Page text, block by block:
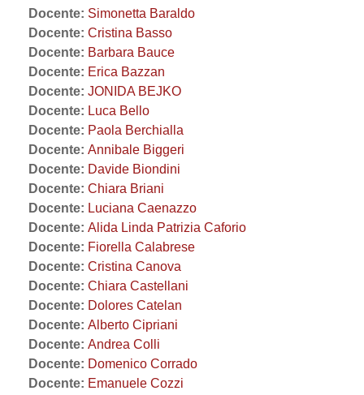
Docente: Simonetta Baraldo
Docente: Cristina Basso
Docente: Barbara Bauce
Docente: Erica Bazzan
Docente: JONIDA BEJKO
Docente: Luca Bello
Docente: Paola Berchialla
Docente: Annibale Biggeri
Docente: Davide Biondini
Docente: Chiara Briani
Docente: Luciana Caenazzo
Docente: Alida Linda Patrizia Caforio
Docente: Fiorella Calabrese
Docente: Cristina Canova
Docente: Chiara Castellani
Docente: Dolores Catelan
Docente: Alberto Cipriani
Docente: Andrea Colli
Docente: Domenico Corrado
Docente: Emanuele Cozzi